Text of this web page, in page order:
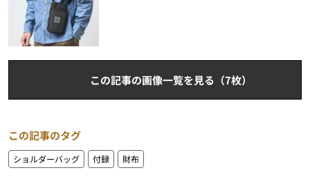
この記事の画像一覧を見る（7枚）
この記事のタグ
ショルダーバッグ 付録 財布